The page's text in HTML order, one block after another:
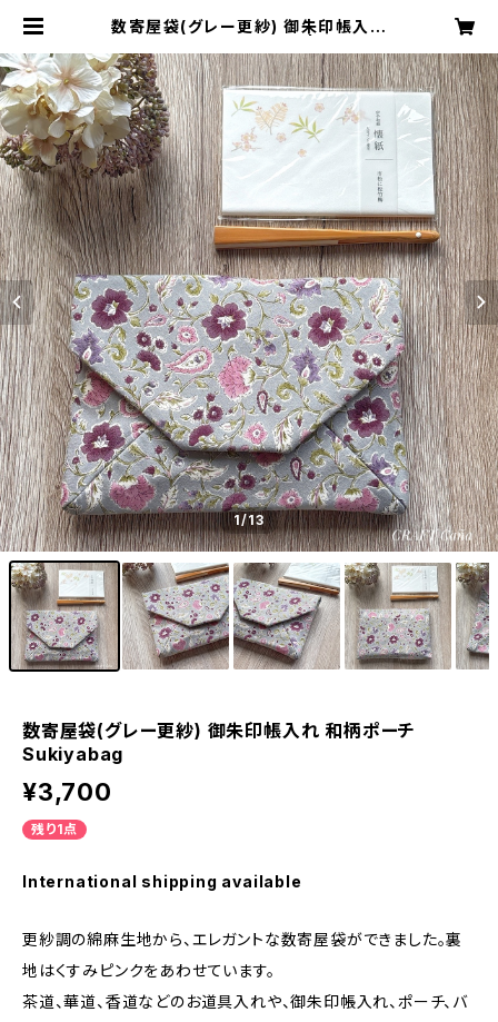
数寄屋袋(グレー更紗) 御朱印帳入れ
カーニャ
1/13
数寄屋袋(グレー更紗) 御朱印帳入れ 和柄ポーチ
Sukiyabag
¥3,700
残り1点
International shipping available
更紗調の綿麻生地から、エレガントな数寄屋袋ができました。裏
地はくすみピンクをあわせています。
茶道、華道、香道などのお道具入れや、御朱印帳入れ、ポーチ、バ